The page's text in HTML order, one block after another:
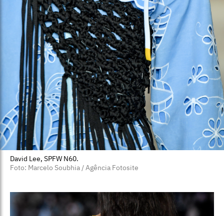
David Lee, SPFW N60.
Foto: Marcelo Soubhia / Agência Fotosite